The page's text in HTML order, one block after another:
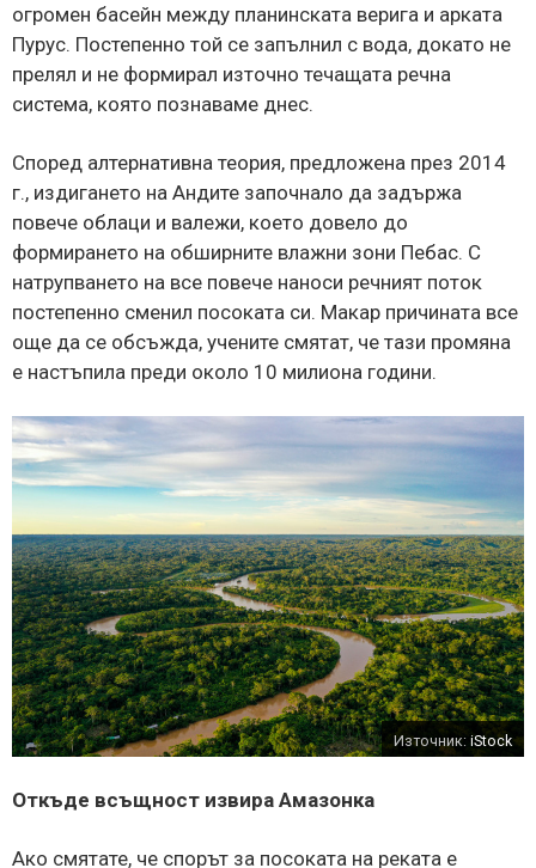
огромен басейн между планинската верига и арката
Пурус. Постепенно той се запълнил с вода, докато не
прелял и не формирал източно течащата речна
система, която познаваме днес.
Според алтернативна теория, предложена през 2014
г., издигането на Андите започнало да задържа
повече облаци и валежи, което довело до
формирането на обширните влажни зони Пебас. С
натрупването на все повече наноси речният поток
постепенно сменил посоката си. Макар причината все
още да се обсъжда, учените смятат, че тази промяна
е настъпила преди около 10 милиона години.
Източник: iStock
Откъде всъщност извира Амазонка
Ако смятате, че спорът за посоката на реката е